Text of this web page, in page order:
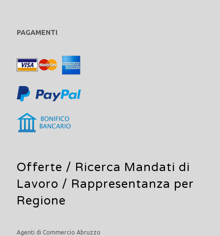
PAGAMENTI
Offerte / Ricerca Mandati di
Lavoro / Rappresentanza per
Regione
Agenti di Commercio Abruzzo